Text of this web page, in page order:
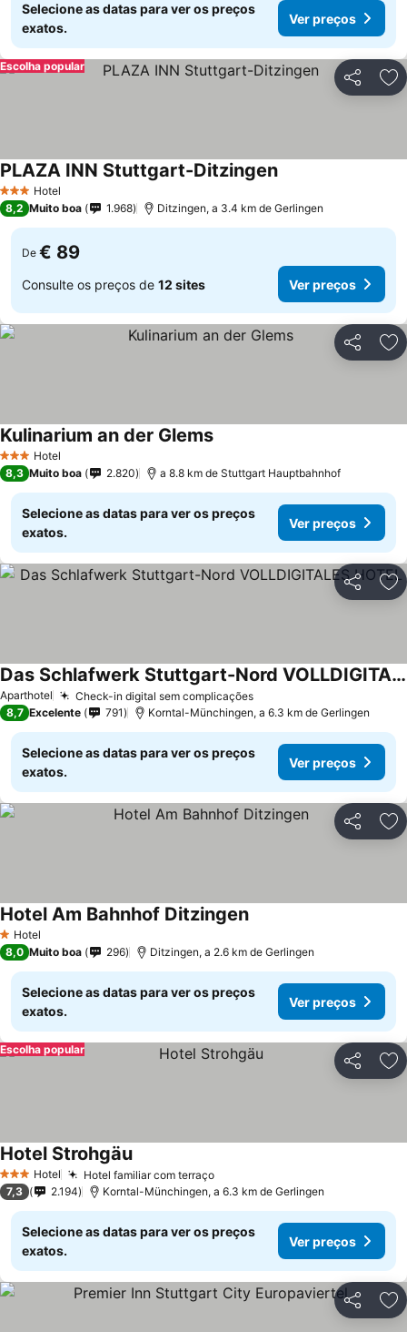
Selecione as datas para ver os preços
exatos.
Ver preços
Partilhar
Escolha popular
3 EstrelasHotel
PLAZA INN Stuttgart-Ditzingen
8,2 Muito boa 1.968 Ditzingen, a 3.4 km de Gerlingen
De € 89
Consulte os preços de 12 sites Ver preços
Partilhar
3 EstrelasHotel
Kulinarium an der Glems
8,3 Muito boa 2.820 a 8.8 km de Stuttgart Hauptbahnhof
Selecione as datas para ver os preços
exatos.
Ver preços
Partilhar
Aparthotel Check-in digital sem complicações
Das Schlafwerk Stuttgart-Nord VOLLDIGITALES HOTEL
8,7 Excelente 791 Korntal-Münchingen, a 6.3 km de Gerlingen
Selecione as datas para ver os preços
exatos.
Ver preços
Partilhar
1 Estrelas
Hotel
Hotel Am Bahnhof Ditzingen
8,0 Muito boa 296 Ditzingen, a 2.6 km de Gerlingen
Selecione as datas para ver os preços
exatos.
Ver preços
Partilhar
Escolha popular
3 EstrelasHotel Hotel familiar com terraço
Hotel Strohgäu
7,3 2.194 Korntal-Münchingen, a 6.3 km de Gerlingen
Selecione as datas para ver os preços
exatos.
Ver preços
Partilhar